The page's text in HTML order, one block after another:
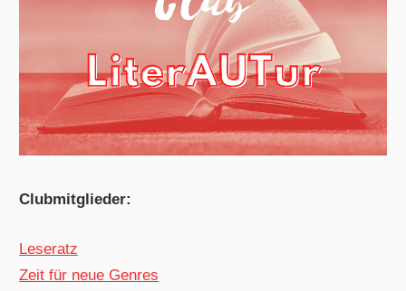
Clubmitglieder:
Leseratz
Zeit für neue Genres